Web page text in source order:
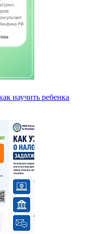
научить ребенка